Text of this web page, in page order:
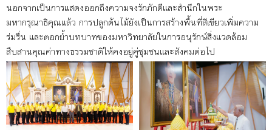
นอกจากเป็นการแสดงออกถึงความจงรักภักดีและสำนึกในพระ
มหากรุณาธิคุณแล้ว การปลูกต้นไม้ยังเป็นการสร้างพื้นที่สีเขียวเพิ่มความ
ร่มรื่น และตอกย้ำบทบาทของมหาวิทยาลัยในการอนุรักษ์สิ่งแวดล้อม
สืบสานคุณค่าทางธรรมชาติให้คงอยู่คู่ชุมชนและสังคมต่อไป